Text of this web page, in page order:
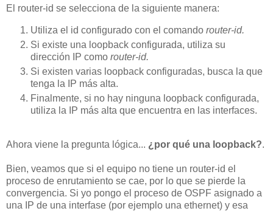
El router-id se selecciona de la siguiente manera:
Utiliza el id configurado con el comando router-id.
Si existe una loopback configurada, utiliza su
dirección IP como router-id.
Si existen varias loopback configuradas, busca la que
tenga la IP más alta.
Finalmente, si no hay ninguna loopback configurada,
utiliza la IP más alta que encuentra en las interfaces.
Ahora viene la pregunta lógica... ¿por qué una loopback?.
Bien, veamos que si el equipo no tiene un router-id el
proceso de enrutamiento se cae, por lo que se pierde la
convergencia. Si yo pongo el proceso de OSPF asignado a
una IP de una interfase (por ejemplo una ethernet) y esa